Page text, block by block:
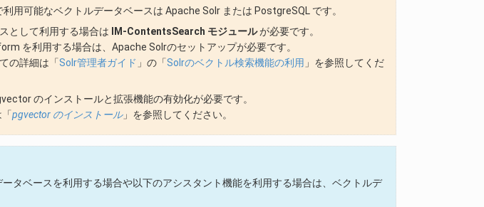
可能なベクトルデータベースは Apache Solr または PostgreSQL です。
として利用する場合は
IM-ContentsSearch モジュールが必要です。
を利用する場合は、Apache Solrのセットアップが必要です。
の詳細は「Solr管理者ガイド 」の「Solrのベクトル検索機能の利用 」を参照してくだ
のインストールと拡張機能の有効化が必要です。
pgvector のインストール」を参照してください。
タベースを利用する場合や以下のアシスタント機能を利用する場合は、ベクトルデ